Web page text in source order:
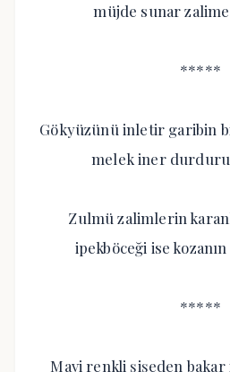
müjde sunar
*****
Gökyüzünü inletir garibin
melek iner
Zulmü zalimlerin
ipekböceği ise
*****
Mavi renkli şişeden